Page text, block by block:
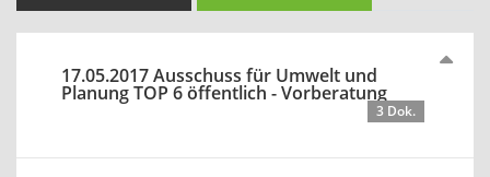
17.05.2017 Ausschuss für Umwelt und
Planung TOP 6 öffentlich - Vorberatung
3 Dok.